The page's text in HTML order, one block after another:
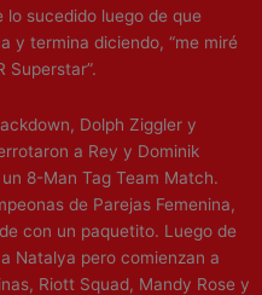
sucedido luego de que
y termina diciendo, “me miré
Superstar”.
Dolph Ziggler y
a Rey y Dominik
8-Man Tag Team Match.
de Parejas Femenina,
con un paquetito. Luego de
Natalya pero comienzan a
Riott Squad, Mandy Rose y